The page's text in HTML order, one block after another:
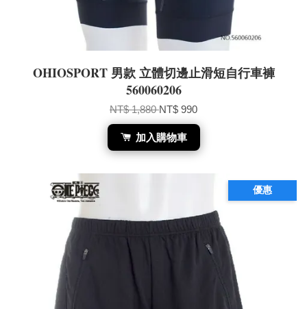
OHIOSPORT 男款 立體切邊止滑短自行車褲
560060206
NT$ 1,880NT$ 990
加入購物車
優惠